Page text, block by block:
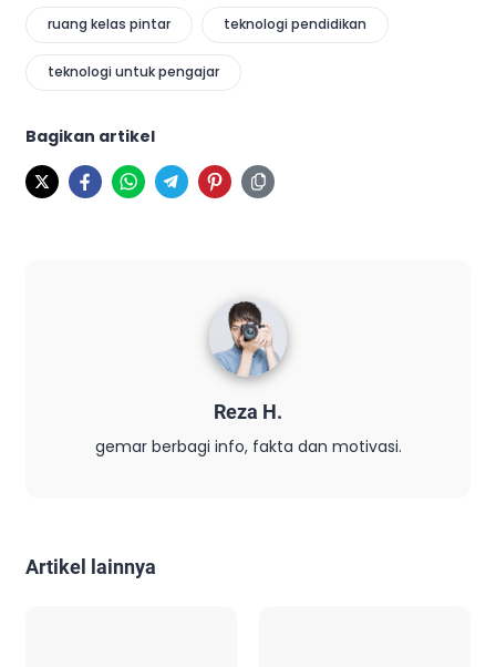
ruang kelas pintar teknologi pendidikan
teknologi untuk pengajar
Bagikan artikel
Reza H.
gemar berbagi info, fakta dan motivasi.
Artikel lainnya